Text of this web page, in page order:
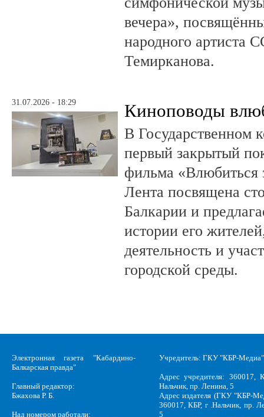
вечера»,
народного артиста
Темирканова.
31.07.2026 - 18:29 Киноповоды
В Государственном
первый закрытый
фильма «Влюбиться
Лента посвящена
Балкарии и
истории его
деятельность и
городской среды.
Электронная газета "Кабардино-
Балкарская правда"
Главный редактор:
Бжахова Р. Б.
Над номером работали:
Учредитель: ГКУ "КБР-Медиа"
Адрес учредителя: 360017,
Нальчик, пр. Ленина, 5
Адрес издателя (ГКУ "КБР-
360017, КБР, г .Нальчик, пр.
5